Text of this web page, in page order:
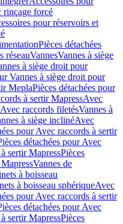
rinçage forcé
pour réservoirs et
Pièces détachées
réseauVannesVannes à siège
à siège droit pour
Vannes à siège droit pour
MeplaPièces détachées pour
à sertir MapressAvec
raccords filetésVannes à
à siège inclinéAvec
pour Avec raccords à sertir
détachées pour Avec
sertir MapressPièces
Vannes de
à boisseau
à boisseau sphériqueAvec
pour Avec raccords à sertir
détachées pour Avec
sertir MapressPièces